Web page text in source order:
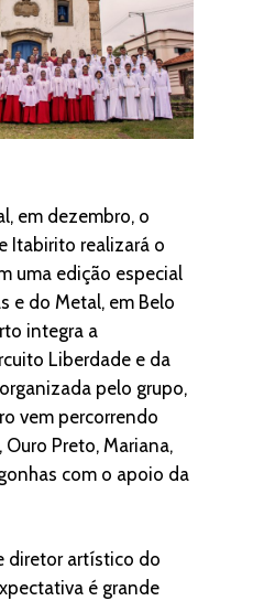
em dezembro, o
Itabirito realizará o
uma edição especial
e do Metal, em Belo
integra a
Liberdade e da
pelo grupo,
vem percorrendo
Preto, Mariana,
com o apoio da
diretor artístico do
é grande